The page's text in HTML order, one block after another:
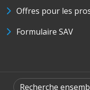
Offres pour les
Formulaire SAV
Recherche